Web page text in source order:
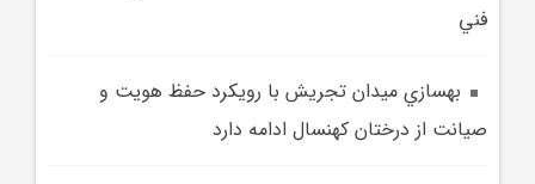
فني
بهسازي ميدان تجريش با رويکرد حفظ هويت و
صيانت از درختان کهنسال ادامه دارد